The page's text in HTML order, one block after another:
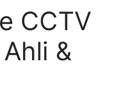
CCTV
&